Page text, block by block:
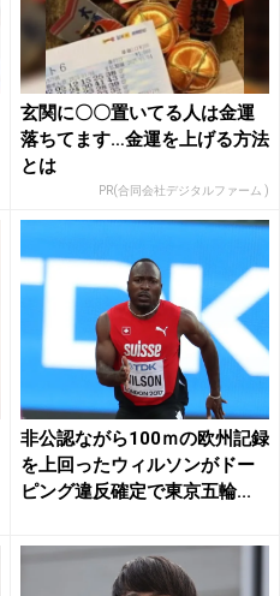
玄関に〇〇置いてる人は金運
落ちてます…金運を上げる方法
とは
PR(合同会社デジタルファーム )
非公認ながら100ｍの欧州記録
を上回ったウィルソンがドー
ピング違反確定で東京五輪...